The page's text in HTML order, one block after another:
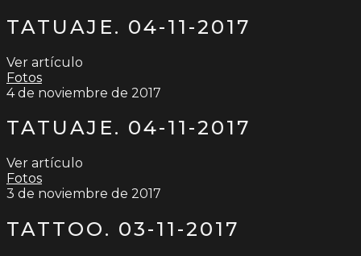
TATUAJE. 04-11-2017
Ver artículo
Fotos
4 de noviembre de 2017
TATUAJE. 04-11-2017
Ver artículo
Fotos
3 de noviembre de 2017
TATTOO. 03-11-2017